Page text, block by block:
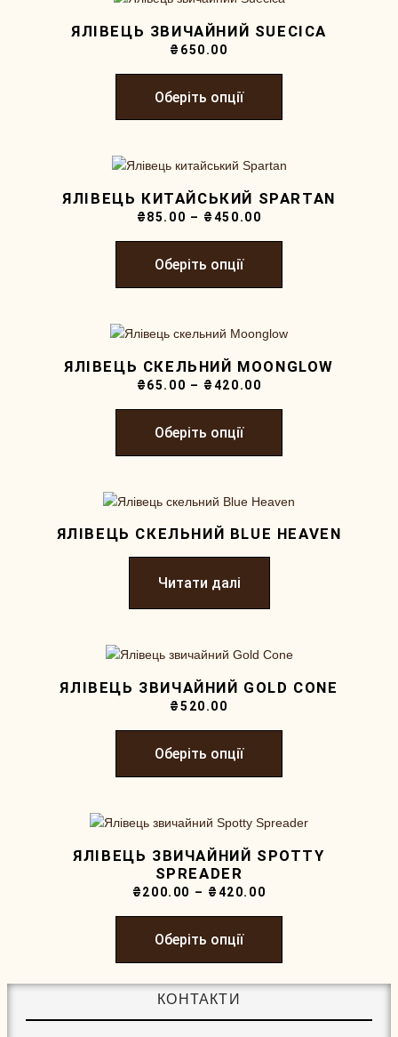
ЯЛІВЕЦЬ ЗВИЧАЙНИЙ SUECICA
₴ 650.00
Оберіть опції
ЯЛІВЕЦЬ КИТАЙСЬКИЙ SPARTAN
₴85.00 – ₴450.00
Оберіть опції
ЯЛІВЕЦЬ СКЕЛЬНИЙ MOONGLOW
₴65.00 – ₴420.00
Оберіть опції
ЯЛІВЕЦЬ СКЕЛЬНИЙ BLUE HEAVEN
Читати далі
ЯЛІВЕЦЬ ЗВИЧАЙНИЙ GOLD CONE
₴520.00
Оберіть опції
ЯЛІВЕЦЬ ЗВИЧАЙНИЙ SPOTTY
SPREADER
₴200.00 – ₴420.00
Оберіть опції
КОНТАКТИ